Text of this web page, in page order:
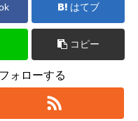
はてブ
コピー
ォローする